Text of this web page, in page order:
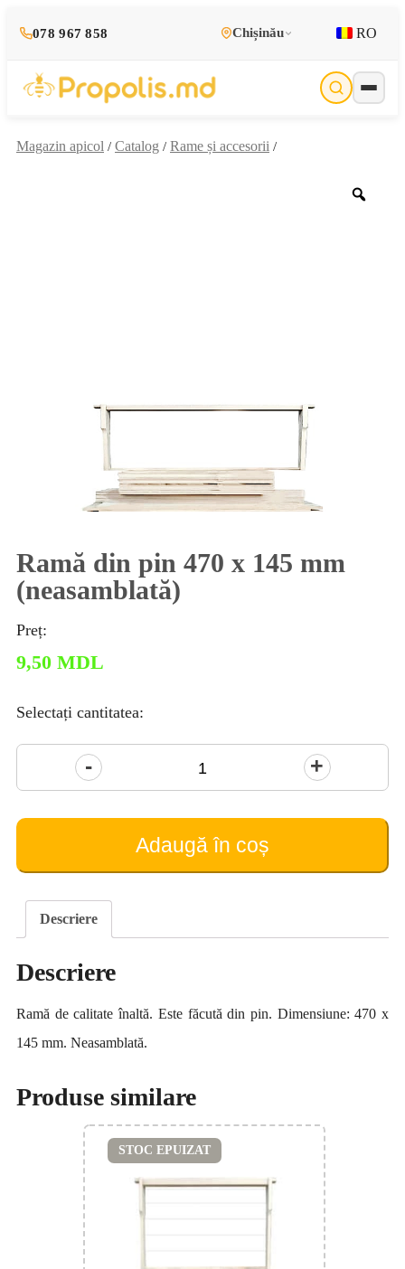
078 967 858 Chișinău RO
Magazin apicol / Catalog / Rame și accesorii /
Ramă din pin 470 x 145 mm
(neasamblată)
Preț:
9,50 MDL
Selectați cantitatea:
Cantitate
Ramă
din
x
mm
Adaugă în coș
Descriere
Descriere
Ramă de calitate înaltă. Este făcută din pin. Dimensiune: 470 x
145 mm. Neasamblată.
Produse similare
STOC EPUIZAT